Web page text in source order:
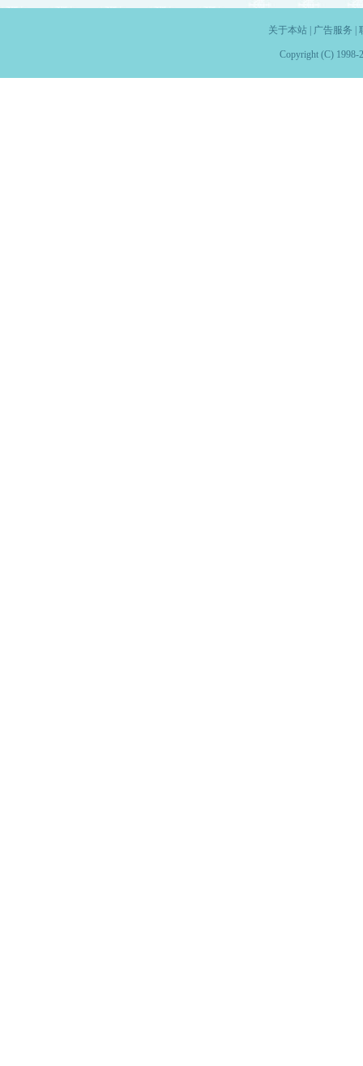
关于本站| 广告服务
Copyright (C) 1998-